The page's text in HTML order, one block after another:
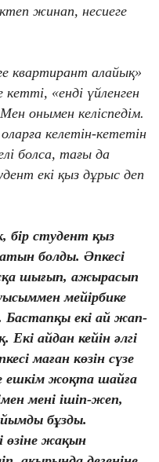
жинап, несиеге
квартирант алайық»
кетті, «енді үйленген
онымен келіспедім.
келетін-кететін
болса, тағы да
екі қыз дұрыс деп
бір студент қыз
болды. Әпкесі
шығып, ажырасып
мейірбике
Бастапқы екі ай жап-
айдан кейін әлгі
маған көзін сүзе
ешкім жоқта шайға
мені ішіп-жеп,
бұзды.
өзіне жақын